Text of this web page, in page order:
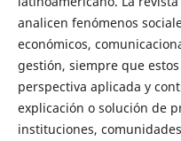
analicen fenómenos
económicos,
gestión, siempre que
perspectiva aplicada y
explicación o solución de
instituciones,